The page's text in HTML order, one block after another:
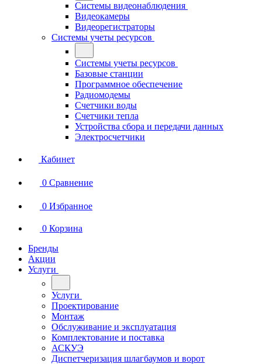
Системы видеонаблюдения
Видеокамеры
Видеорегистраторы
Системы учеты ресурсов
Системы учеты ресурсов
Базовые станции
Программное обеспечение
Радиомодемы
Счетчики воды
Счетчики тепла
Устройства сбора и передачи данных
Электросчетчики
Кабинет
0 Сравнение
0 Избранное
0 Корзина
Бренды
Акции
Услуги
Услуги
Проектирование
Монтаж
Обслуживание и эксплуатация
Комплектование и поставка
АСКУЭ
Диспетчеризация шлагбаумов и ворот